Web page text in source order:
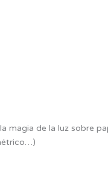
magia de la luz sobre